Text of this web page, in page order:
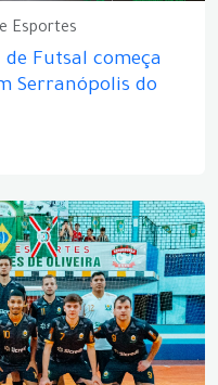
Esportes
Futsal começa
Serranópolis do